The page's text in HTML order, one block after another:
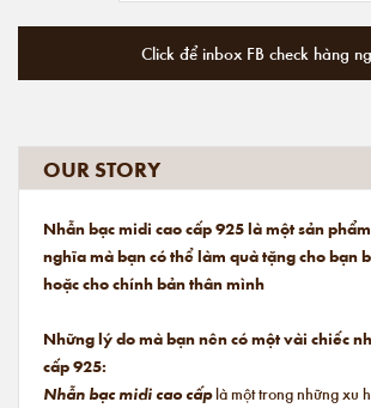
Click để inbox FB check hàng
OUR STORY
Nhẫn bạc midi cao cấp 925 là một sản
nghĩa mà bạn có thể làm quà tặng cho bạn
hoặc cho chính bản thân mình
Những lý do mà bạn nên có một vài chiếc
cấp 925:
Nhẫn bạc midi cao cấplà một trong những xu